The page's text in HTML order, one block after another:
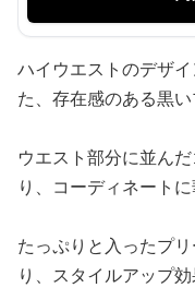
ハイウエストのデザ
た、存在感のある黒い
ウエスト部分に並ん
り、コーディネート
たっぷりと入ったプ
り、スタイルアップ効